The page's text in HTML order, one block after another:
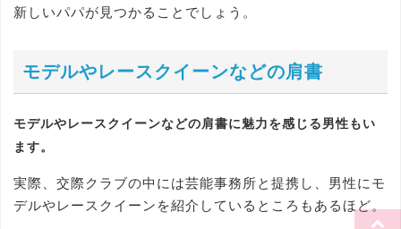
新しいパパが見つかることでしょう。
モデルやレースクイーンなどの肩書
モデルやレースクイーンなどの肩書に魅力を感じる男性もい
ます。
実際、交際クラブの中には芸能事務所と提携し、男性にモ
デルやレースクイーンを紹介しているところもあるほど。